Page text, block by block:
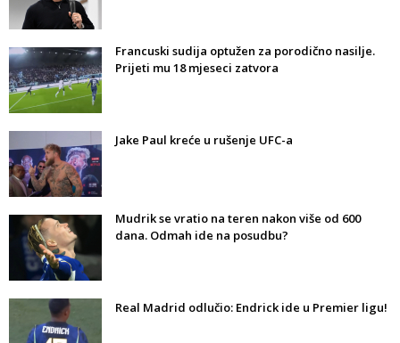
Francuski sudija optužen za porodično nasilje.
Prijeti mu 18 mjeseci zatvora
Jake Paul kreće u rušenje UFC-a
Mudrik se vratio na teren nakon više od 600
dana. Odmah ide na posudbu?
Real Madrid odlučio: Endrick ide u Premier ligu!